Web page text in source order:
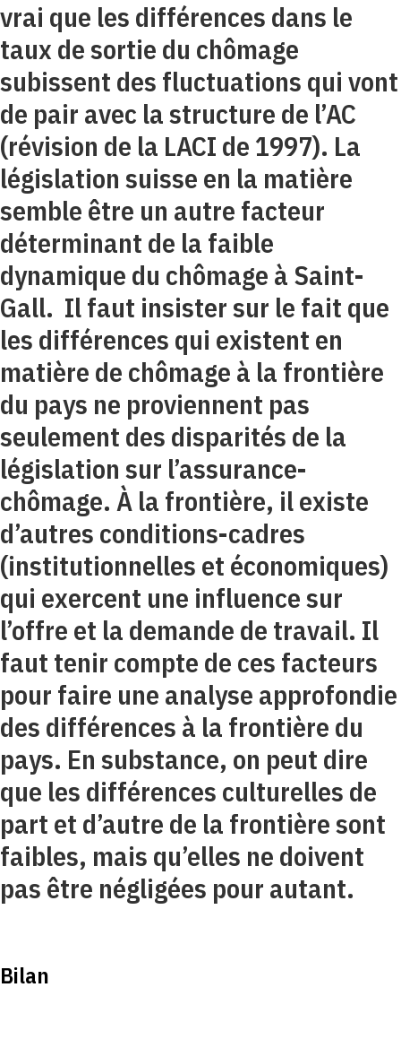
vrai que les différences dans le
taux de sortie du chômage
subissent des fluctuations qui vont
de pair avec la structure de l’AC
(révision de la LACI de 1997). La
législation suisse en la matière
semble être un autre facteur
déterminant de la faible
dynamique du chômage à Saint-
Gall. Il faut insister sur le fait que
les différences qui existent en
matière de chômage à la frontière
du pays ne proviennent pas
seulement des disparités de la
législation sur l’assurance-
chômage. À la frontière, il existe
d’autres conditions-cadres
(institutionnelles et économiques)
qui exercent une influence sur
l’offre et la demande de travail. Il
faut tenir compte de ces facteurs
pour faire une analyse approfondie
des différences à la frontière du
pays. En substance, on peut dire
que les différences culturelles de
part et d’autre de la frontière sont
faibles, mais qu’elles ne doivent
pas être négligées pour autant.
Bilan